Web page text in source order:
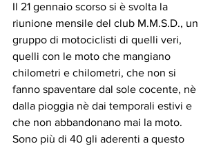
Il 21 gennaio scorso si è svolta la
riunione mensile del club M.M.S.D., un
gruppo di motociclisti di quelli veri,
quelli con le moto che mangiano
chilometri e chilometri, che non si
fanno spaventare dal sole cocente, nè
dalla pioggia nè dai temporali estivi e
che non abbandonano mai la moto.
Sono più di 40 gli aderenti a questo